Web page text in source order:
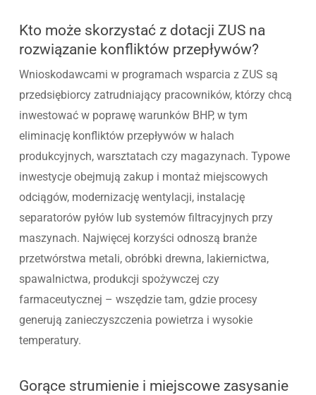
Kto może skorzystać z dotacji ZUS na
rozwiązanie konfliktów przepływów?
Wnioskodawcami w programach wsparcia z ZUS są
przedsiębiorcy zatrudniający pracowników, którzy chcą
inwestować w poprawę warunków BHP, w tym
eliminację konfliktów przepływów w halach
produkcyjnych, warsztatach czy magazynach. Typowe
inwestycje obejmują zakup i montaż miejscowych
odciągów, modernizację wentylacji, instalację
separatorów pyłów lub systemów filtracyjnych przy
maszynach. Najwięcej korzyści odnoszą branże
przetwórstwa metali, obróbki drewna, lakiernictwa,
spawalnictwa, produkcji spożywczej czy
farmaceutycznej – wszędzie tam, gdzie procesy
generują zanieczyszczenia powietrza i wysokie
temperatury.
Gorące strumienie i miejscowe zasysanie